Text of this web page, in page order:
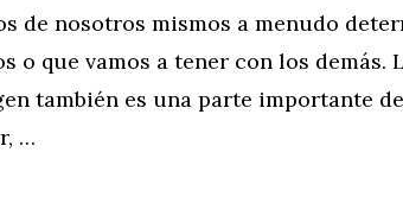
de nosotros mismos a menudo
o que vamos a tener con los demás.
también es una parte importante de
…